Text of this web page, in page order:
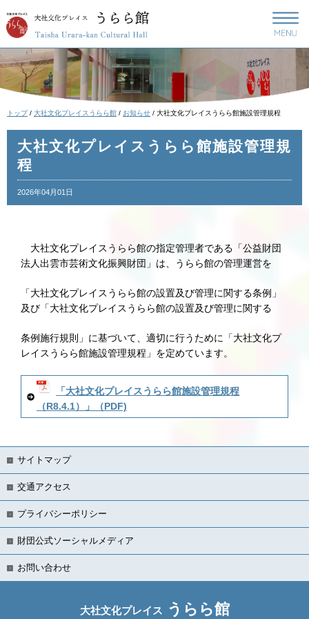
このページの本文へ
現
置：
トップ/ 大社文化プレイスうらら館 / お知らせ / 大社文化プレイスうらら館施設管理規程
大社文化プレイスうらら館施設管理規
程
2026年04月01日
大社文化プレイスうらら館の指定管理者である「公益財団
法人出雲市芸術文化振興財団」は、うらら館の管理運営を
「大社文化プレイスうらら館の設置及び管理に関する条例」
及び「大社文化プレイスうらら館の設置及び管理に関する
条例施行規則」に基づいて、適切に行うために「大社文化プ
レイスうらら館施設管理規程」を定めています。
「大社文化プレイスうらら館施設管理規程
（R8.4.1）」（PDF)
サイトマップ
交通アクセス
プライバシーポリシー
財団公式ソーシャルメディア
お問い合わせ
大社文化プレイス うらら館